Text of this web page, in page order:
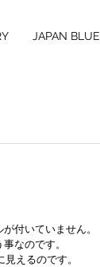
JAPAN BLUE
付いていません。
なのです。
えるのです。